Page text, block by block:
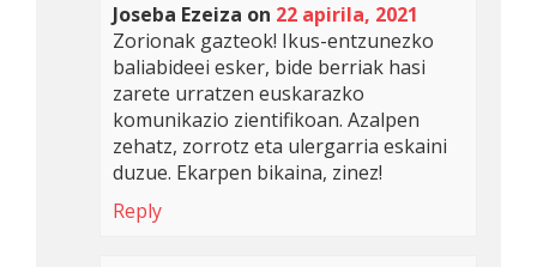
Joseba Ezeiza on 22 apirila, 2021
Zorionak gazteok! Ikus-entzunezko
baliabideei esker, bide berriak hasi
zarete urratzen euskarazko
komunikazio zientifikoan. Azalpen
zehatz, zorrotz eta ulergarria eskaini
duzue. Ekarpen bikaina, zinez!
Reply